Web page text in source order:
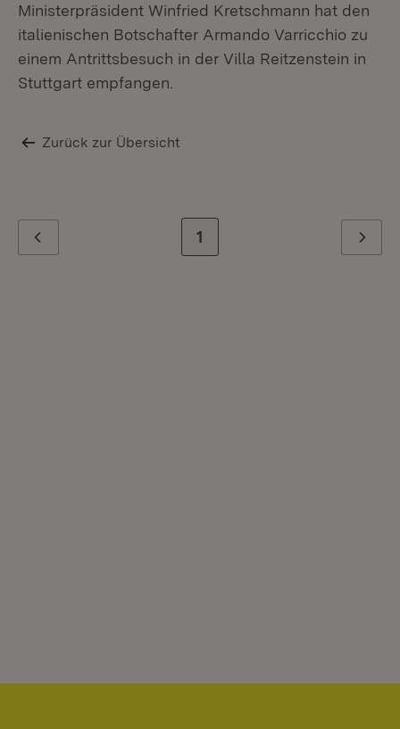
Ministerpräsident Winfried Kretschmann hat den
italienischen Botschafter Armando Varricchio zu
einem Antrittsbesuch in der Villa Reitzenstein in
Stuttgart empfangen.
Zurück zur Übersicht
Zur letzten Seite
1 Weiter